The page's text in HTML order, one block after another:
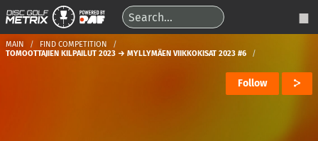
MAIN
FIND COMPETITION
TOMOOTTAJIEN KILPAILUT 2023 → MYLLYMÄEN VIIKKOKISAT 2023 #6
Follow